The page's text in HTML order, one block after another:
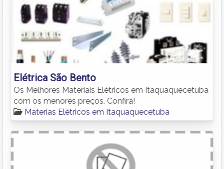
Elétrica São Bento
Os Melhores Materiais Elétricos em Itaquaquecetuba
com os menores preços. Confira!
Materias Elétricos em Itaquaquecetuba